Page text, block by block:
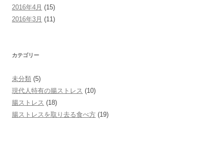
2016年4月 (15)
2016年3月 (11)
カテゴリー
未分類 (5)
現代人特有の腸ストレス (10)
腸ストレス (18)
腸ストレスを取り去る食べ方 (19)